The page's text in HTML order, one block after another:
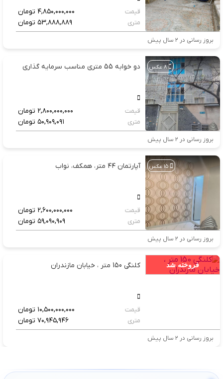
قیمت ۴,۸۵۰,۰۰۰,۰۰۰ تومان
متری ۵۳,۸۸۸,۸۸۹ تومان
بروز رسانی در ۲ سال پیش
۸ عکس دو خوابه 55 متری مناسب سرمایه گذاری
قیمت ۲,۸۰۰,۰۰۰,۰۰۰ تومان
متری ۵۰,۹۰۹,۰۹۱ تومان
بروز رسانی در ۲ سال پیش
۱۵ عکس آپارتمان ۴۴ متر، همکف، نواب
قیمت ۲,۶۰۰,۰۰۰,۰۰۰ تومان
متری ۵۹,۰۹۰,۹۰۹ تومان
بروز رسانی در ۲ سال پیش
فروخته شد کلنگی 150 متر ، خیابان مازندران
قیمت ۱۰,۵۰۰,۰۰۰,۰۰۰ تومان
متری ۷۰,۹۴۵,۹۴۶ تومان
بروز رسانی در ۲ سال پیش